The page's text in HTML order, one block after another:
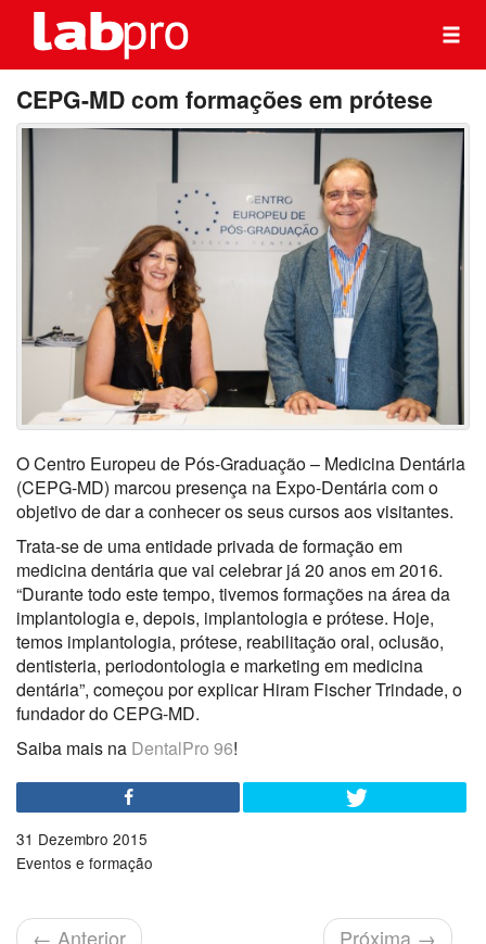
CEPG-MD com formações em prótese
O Centro Europeu de Pós-Graduação – Medicina Dentária
(CEPG-MD) marcou presença na Expo-Dentária com o
objetivo de dar a conhecer os seus cursos aos visitantes.
Trata-se de uma entidade privada de formação em
medicina dentária que vai celebrar já 20 anos em 2016.
“Durante todo este tempo, tivemos formações na área da
implantologia e, depois, implantologia e prótese. Hoje,
temos implantologia, prótese, reabilitação oral, oclusão,
dentisteria, periodontologia e marketing em medicina
dentária”, começou por explicar Hiram Fischer Trindade, o
fundador do CEPG-MD.
Saiba mais na DentalPro 96!
31 Dezembro 2015
Eventos e formação
← Anterior Próxima →